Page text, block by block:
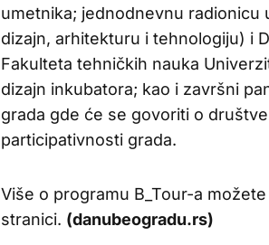
umetnika; jednodnevnu radionicu
dizajn, arhitekturu i tehnologiju) i
Fakulteta tehničkih nauka
dizajn inkubatora; kao i završni
grada gde će se govoriti o
participativnosti grada.
Više o programu B_Tour-a
stranici. (danubeogradu.rs)